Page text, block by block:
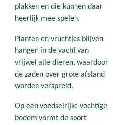
plakken en die kunnen daar
heerlijk mee spelen.
Planten en vruchtjes blijven
hangen in de vacht van
vrijwel alle dieren, waardoor
de zaden over grote afstand
worden verspreid.
Op een voedselrijke vochtige
bodem vormt de soort